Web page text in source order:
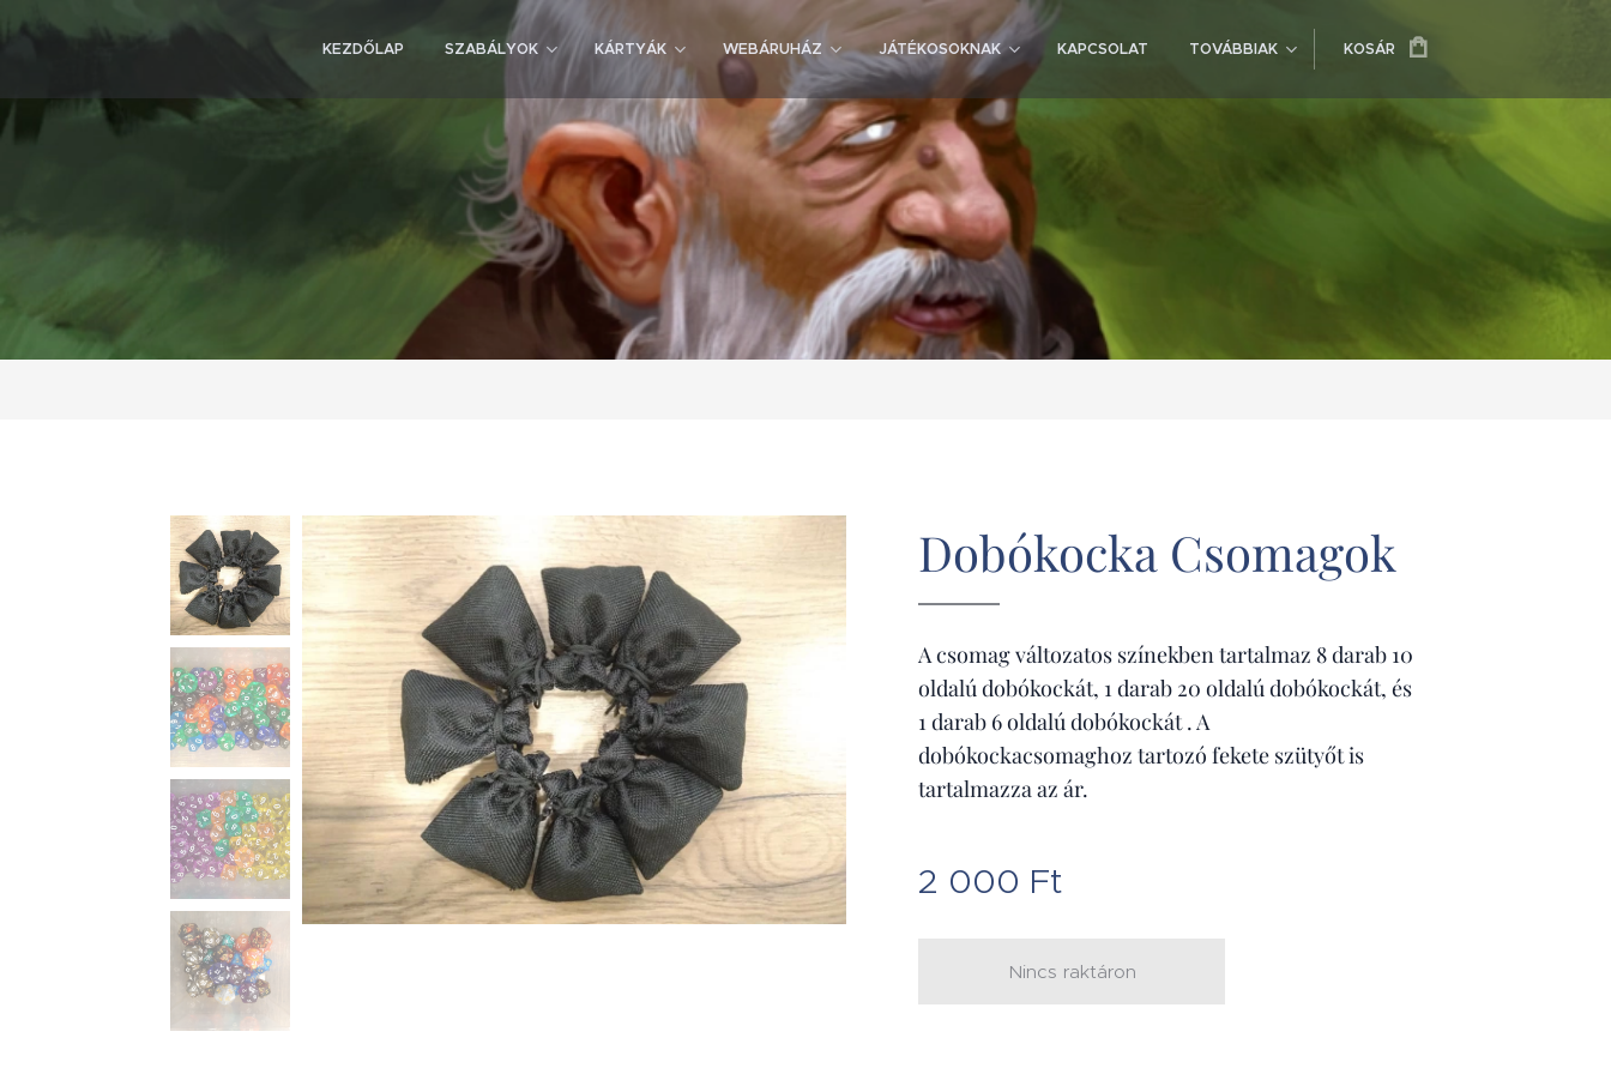
KEZDŐLAP SZABÁLYOK KÁRTYÁK WEBÁRUHÁZ JÁTÉKOSOKNAK KAPCSOLAT TOVÁBBIAK KOSÁR
Dobókocka Csomagok
A csomag változatos színekben tartalmaz 8 darab 10
oldalú dobókockát, 1 darab 20 oldalú dobókockát, és
1 darab 6 oldalú dobókockát . A
dobókockacsomaghoz tartozó fekete szütyőt is
tartalmazza az ár.
2 000 Ft
Nincs raktáron